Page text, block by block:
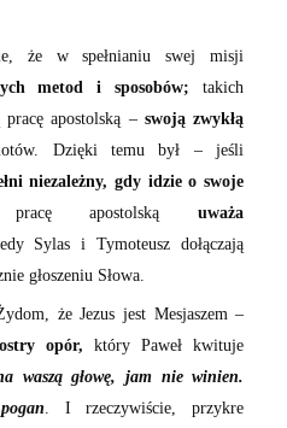
że w spełnianiu swej misji
metod i sposobów; takich
apostolską – swoją zwykłą
Dzięki temu był – jeśli
niezależny, gdy idzie o swoje
apostolskąuważa
Sylas i Tymoteusz dołączają
głoszeniu Słowa.
że Jezus jest Mesjaszem –
opór, który Paweł kwituje
waszą głowę, jam nie winien.
. I rzeczywiście, przykre